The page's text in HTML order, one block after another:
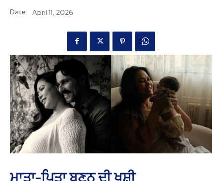
Date: April 11, 2026
ਮਾਤਾ-ਪਿਤਾ ਬਣਨ ਦੀ ਖੁਸ਼ੀ